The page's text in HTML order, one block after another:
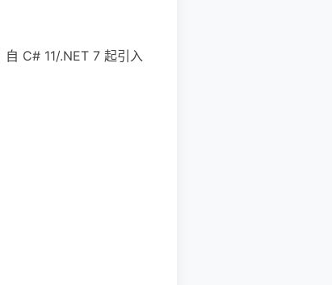
C# 11/.NET 7 起引入